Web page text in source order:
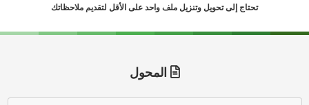
تحتاج إلى تحويل وتنزيل ملف واحد على الأقل لتقديم ملاحظاتك
المحول